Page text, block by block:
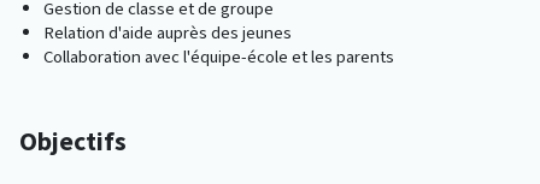
Gestion de classe et de groupe
Relation d'aide auprès des jeunes
Collaboration avec l'équipe-école et les parents
Objectifs